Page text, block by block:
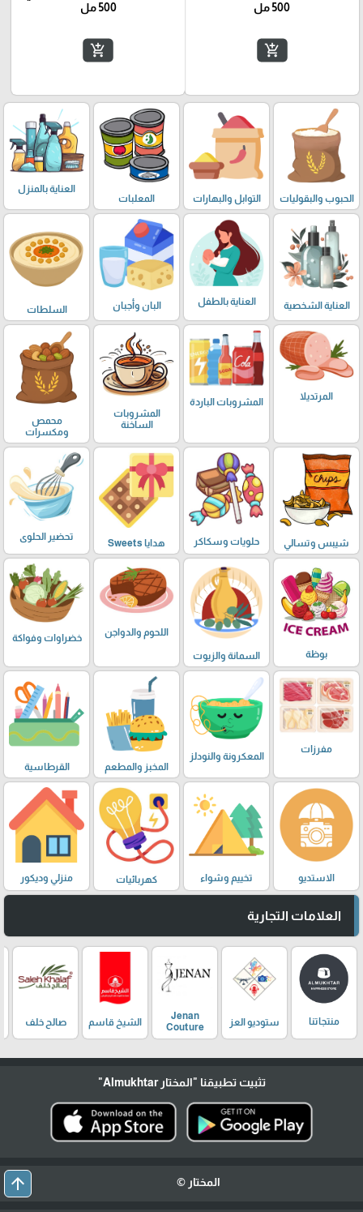
500 مل
add_shopping_cart
500 مل
add_shopping_cart
الحبوب والبقوليات التوابل والبهارات المعلبات
العناية بالمنزل
العناية الشخصية العناية بالطفل البان وأجبان السلطات
المرتديلا
المشروبات الباردة
المشروبات
الساخنة
محمص
ومكسرات
شيبس وتسالي حلويات وسكاكر هدايا Sweets
تحضير الحلوى
بوظة السمانة والزيوت
اللحوم والدواجن
خضراوات وفواكة
مفرزات
المعكرونة والنودلز
المخبز والمطعم
القرطاسية
الاستديو تخييم وشواء كهربائيات منزلي وديكور
العلامات التجارية
منتجاتنا ستوديو العز
Jenan
Couture
الشيخ قاسم صالح خلف
تثبيت تطبيقنا "المختار Almukhtar"
المختار © arrow_upward